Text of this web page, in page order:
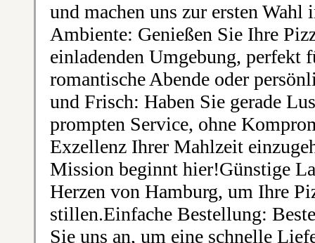
und machen uns zur ersten
Ambiente: Genießen Sie Ihre
einladenden Umgebung, perfekt
romantische Abende oder
und Frisch: Haben Sie gerade
prompten Service, ohne
Exzellenz Ihrer Mahlzeit
Mission beginnt hier!Günstige
Herzen von Hamburg, um Ihre
stillen.Einfache Bestellung:
Sie uns an, um eine schnelle